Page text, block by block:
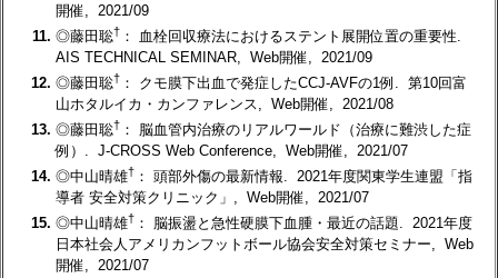
開催, 2021/09
11. ◎藤田聡† ： 血栓回収療法におけるステント展開位置の重要性.
AIS TECHNICAL SEMINAR, Web開催, 2021/09
12. ◎藤田聡† ： クモ膜下出血で発症したCCJ-AVFの1例. 第10回富
山ホタルイカ・カンファレンス, Web開催, 2021/08
13. ◎藤田聡† ： 脳血管内治療のリアルワールド（治療に難渋した症
例）. J-CROSS Web Conference, Web開催, 2021/07
14. ◎中山晴雄† ： 頭部外傷の最新情報. 2021年度関東学生連盟「指
導者 安全対策クリニック」, Web開催, 2021/07
15. ◎中山晴雄† ： 脳振盪と急性硬膜下血腫・最近の話題. 2021年度
日本社会人アメリカンフットボール協会安全対策セミナー, Web
開催, 2021/07